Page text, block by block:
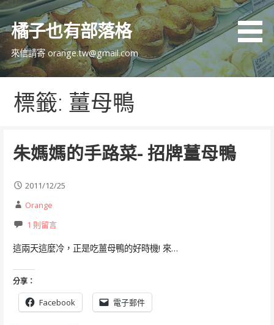
跳
主
內
橘子也有部落格
來信請寄 orange.tw@gmail.com
標籤: 薑母鴨
朱媽媽的手路菜- 招牌薑母鴨
2011/12/25
Orange
1 則留言
這兩天這麼冷，正是吃薑母鴨的好時機! 來…
分享：
Facebook 電子郵件